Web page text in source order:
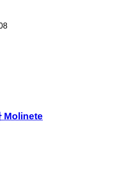
Molinete